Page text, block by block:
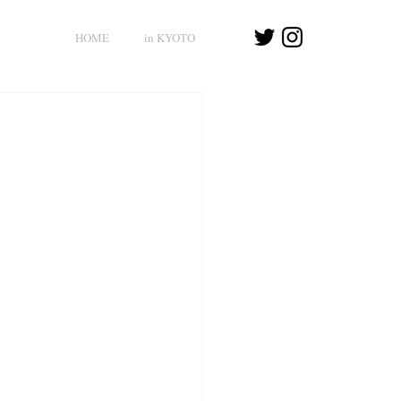
HOME in KYOTO